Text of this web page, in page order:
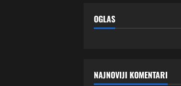
OGLAS
NAJNOVIJI KOMENTARI